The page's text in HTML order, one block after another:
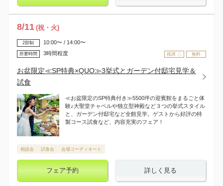
8/11 (祝・火)
残席 △ 無料
2部制 10:00〜 / 14:00〜
所要時間 3時間程度
お盆限定≪SP特典×QUO≫3挙式とガーデン付邸宅見学＆
試食
≪お盆限定のSP特典付き≫5500坪の迎賓館をまるごと体
験♪大聖堂チャペルや独立型神殿など３つの挙式スタイル
と、ガーデン付邸宅など全館見学。ゲストから好評の特
製コース試食など、内容充実のフェア！
相談会 試食会 会場コーディネート
フェア予約 詳しく見る